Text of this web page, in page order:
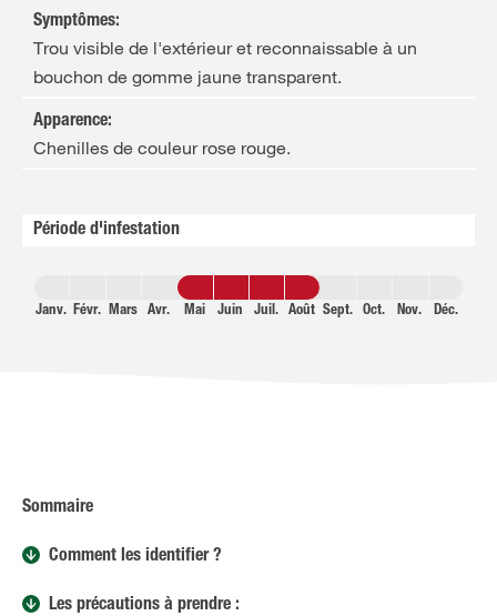
Symptômes:
Trou visible de l'extérieur et reconnaissable à un
bouchon de gomme jaune transparent.
Apparence:
Chenilles de couleur rose rouge.
Période d'infestation
Janv. Févr. Mars Avr. Mai Juin Juil. Août Sept. Oct. Nov. Déc.
Sommaire
Comment les identifier ?
Les précautions à prendre :